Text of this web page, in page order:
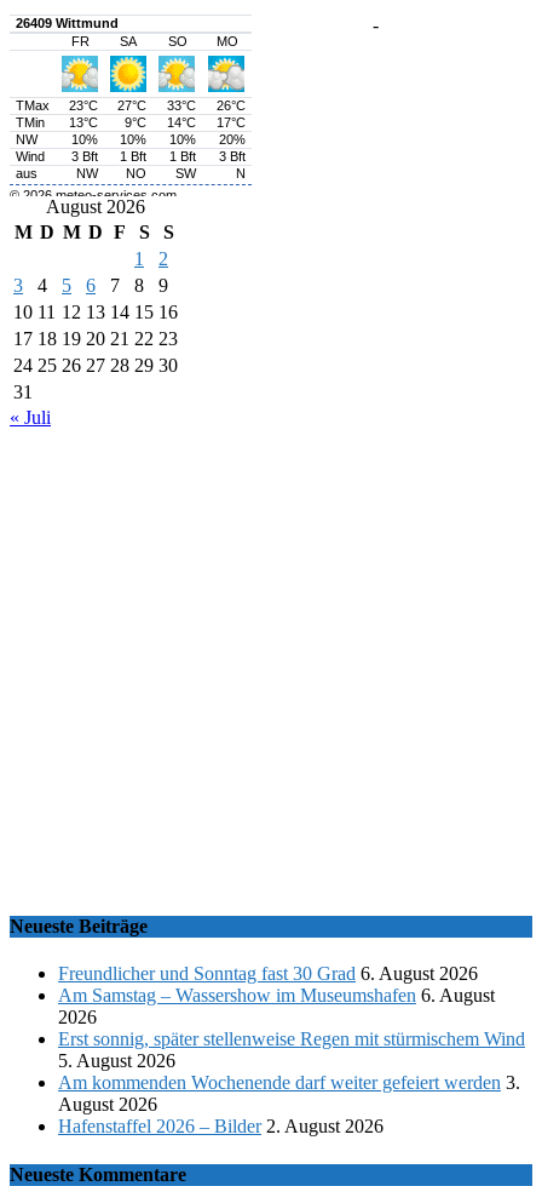
-
August 2026
M D M D F S
S
1
2
3
4 5 6 7 8
9
10 11 12 13 14 15 16
17 18 19 20 21 22 23
24 25 26 27 28 29 30
31
« Juli
Neueste Beiträge
Freundlicher und Sonntag fast 30 Grad 6. August 2026
Am Samstag – Wassershow im Museumshafen 6. August
2026
Erst sonnig, später stellenweise Regen mit stürmischem Wind
5. August 2026
Am kommenden Wochenende darf weiter gefeiert werden 3.
August 2026
Hafenstaffel 2026 – Bilder 2. August 2026
Neueste Kommentare